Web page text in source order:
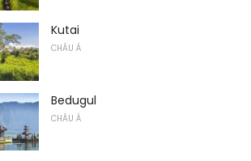
Kutai
CHÂU Á
Bedugul
CHÂU Á